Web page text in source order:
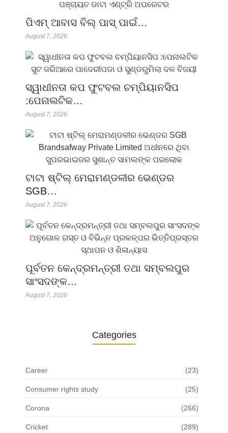
ପିଏମ୍ ଆବାସ ବିଲ୍ ପାସ୍ ପାଇଁ…
August 7, 2026
ସ୍ୱାଧୀନତା କପ ଫୁଟବଲ ଚମ୍ପିୟାନସିପ
:ପେନାଲଟିକ…
August 7, 2026
ଟାଟା ଷ୍ଟିଲ୍ ମେରାମଣ୍ଡଳୀର ଭେଣ୍ଡର
SGB…
August 7, 2026
ପୂର୍ବତନ କେନ୍ଦ୍ରମନ୍ତ୍ରୀ ତଥା ସମ୍ବଲପୁର
ସାଂସଦଙ୍କ…
August 7, 2026
Categories
Career (23)
Consumer rights study (25)
Corona (266)
Cricket (289)